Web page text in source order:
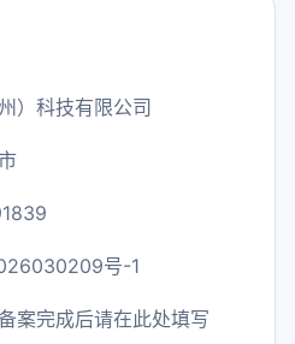
）科技有限公司
号-1
案完成后请在此处填写